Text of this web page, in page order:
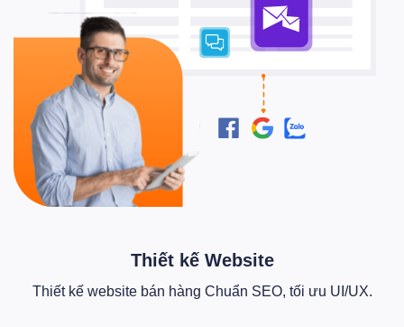
Thiết kế Website
Thiết kế website bán hàng Chuẩn SEO, tối ưu UI/UX.